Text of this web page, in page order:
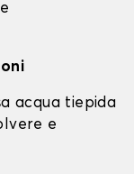
acqua tiepida
e